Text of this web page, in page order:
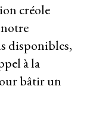
créole
disponibles,
à la
bâtir un